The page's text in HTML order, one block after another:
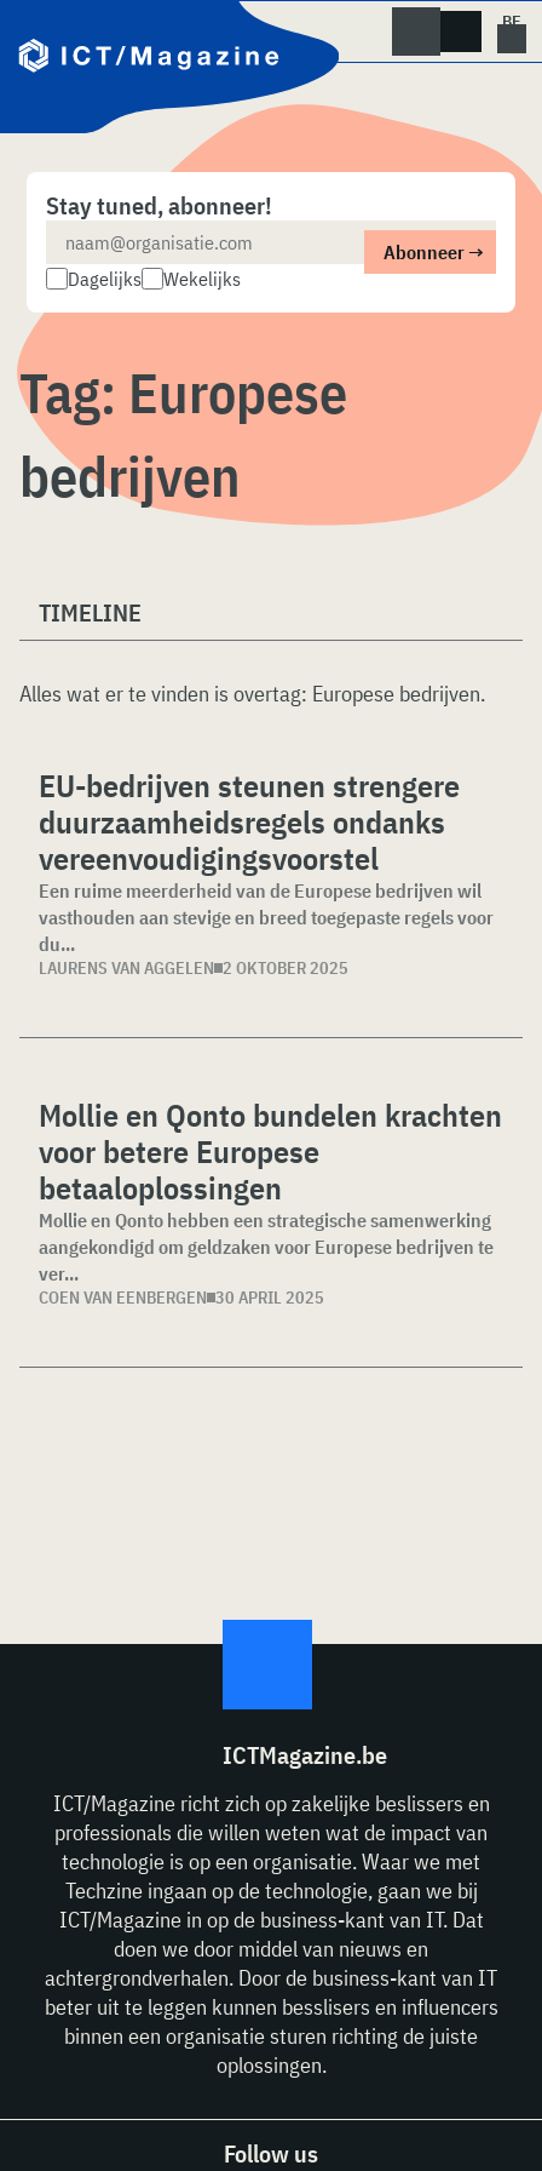
naar
content
Stay tuned, abonneer!
Dagelijks Wekelijks
Tag: Europese
bedrijven
TIMELINE
Alles wat er te vinden is overtag: Europese bedrijven.
EU-bedrijven steunen strengere
duurzaamheidsregels ondanks
vereenvoudigingsvoorstel
Een ruime meerderheid van de Europese bedrijven wil
vasthouden aan stevige en breed toegepaste regels voor
du...
LAURENS VAN AGGELEN 2 OKTOBER 2025
Mollie en Qonto bundelen krachten
voor betere Europese
betaaloplossingen
Mollie en Qonto hebben een strategische samenwerking
aangekondigd om geldzaken voor Europese bedrijven te
ver...
COEN VAN EENBERGEN 30 APRIL 2025
ICTMagazine.be
ICT/Magazine richt zich op zakelijke beslissers en
professionals die willen weten wat de impact van
technologie is op een organisatie. Waar we met
Techzine ingaan op de technologie, gaan we bij
ICT/Magazine in op de business-kant van IT. Dat
doen we door middel van nieuws en
achtergrondverhalen. Door de business-kant van IT
beter uit te leggen kunnen besslisers en influencers
binnen een organisatie sturen richting de juiste
oplossingen.
Follow us